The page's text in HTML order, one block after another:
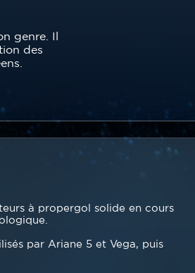
genre. Il
des
à propergol solide en cours
par Ariane 5 et Vega, puis